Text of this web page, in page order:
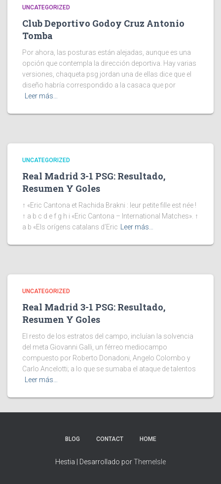
UNCATEGORIZED
Club Deportivo Godoy Cruz Antonio
Tomba
Por ahora, las posturas están alejadas, aunque es una
opción que contempla la dirección deportiva. Hay varias
versiones, chaqueta psg jordan una de ellas dice que el
diseño habría correspondido a la casaca que por
Leer más…
UNCATEGORIZED
Real Madrid 3-1 PSG: Resultado,
Resumen Y Goles
↑ «Eric Cantona et Rachida Brakni : leur petite fille est née !
↑ a b c d e f g h i «Eric Cantona – International Matches». ↑
a b «Els orígens catalans d’Eric
Leer más…
UNCATEGORIZED
Real Madrid 3-1 PSG: Resultado,
Resumen Y Goles
El resto de los estratos del campo, incluían la solvencia
del meta Giovanni Galli, un férreo mediocampo
compuesto por Roberto Donadoni, Angelo Colombo y
Carlo Ancelotti; a lo que se sumaba el ataque de talentos
Leer más…
BLOG CONTACT HOME
Hestia | Desarrollado porThemeIsle